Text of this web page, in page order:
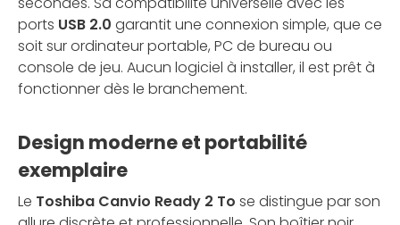
ports USB 2.0 garantit une connexion simple, que ce
soit sur ordinateur portable, PC de bureau ou
console de jeu. Aucun logiciel à installer, il est prêt à
fonctionner dès le branchement.
Design moderne et portabilité
exemplaire
Le Toshiba Canvio Ready 2 To se distingue par son